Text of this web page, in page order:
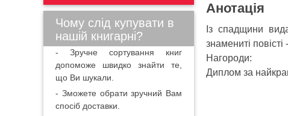
Анотація
Із спадщини
знамениті
Нагороди:
Диплом за
Чому слід купувати в
нашій книгарні?
- Зручне сортування книг
допоможе швидко знайти те,
що Ви шукали.
- Зможете обрати зручний Вам
спосіб доставки.